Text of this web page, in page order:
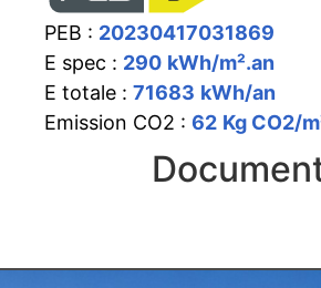
PEB : 20230417031869
E spec : 290 kWh/m².an
E totale : 71683 kWh/an
Emission CO2 : 62 Kg CO2/